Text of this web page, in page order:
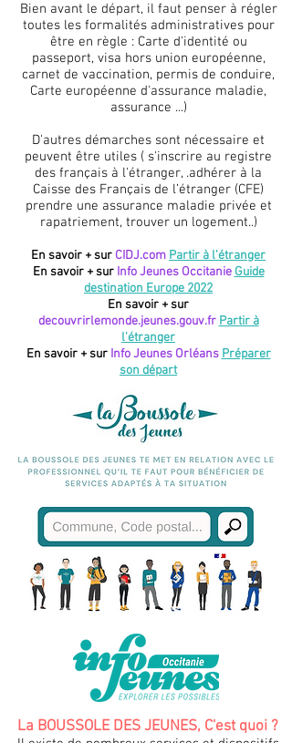
Bien avant le départ, il faut penser à régler
toutes les formalités administratives pour
être en règle : Carte d'identité ou
passeport, visa hors union européenne,
carnet de vaccination, permis de conduire,
Carte européenne d'assurance maladie,
assurance ...)
D'autres démarches sont nécessaire et
peuvent être utiles ( s'inscrire au registre
des français à l'étranger, .adhérer à la
Caisse des Français de l’étranger (CFE)
prendre une assurance maladie privée et
rapatriement, trouver un logement..)
​​En savoir + sur CIDJ.com Partir à l'étranger
En savoir + surInfo Jeunes Occitanie Guide
destination Europe 2022
En savoir + sur
decouvrirlemonde.jeunes.gouv.fr Partir à
l'étranger
En savoir + sur Info Jeunes Orléans Préparer
son départ
La BOUSSOLE DES JEUNES, C'est quoi ?